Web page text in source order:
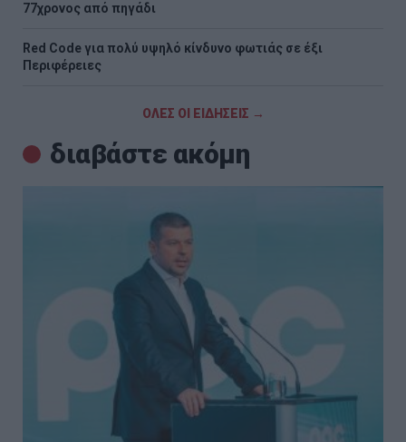
77χρονος από πηγάδι
Red Code για πολύ υψηλό κίνδυνο φωτιάς σε έξι
Περιφέρειες
ΟΛΕΣ ΟΙ ΕΙΔΗΣΕΙΣ →
διαβάστε ακόμη